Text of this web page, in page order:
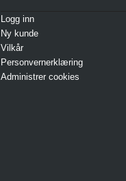
Logg inn
Ny kunde
Vilkår
Personvernerklæring
Administrer cookies